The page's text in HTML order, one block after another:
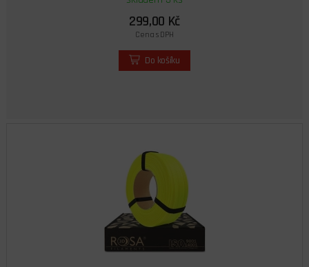
299,00 Kč
Cena s DPH
Do košíku